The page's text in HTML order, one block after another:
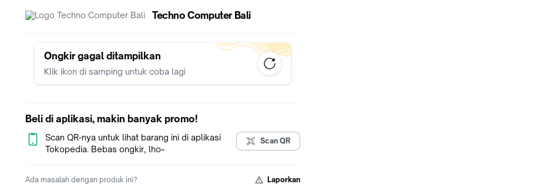
2. Dapat menunjukan invoice pembelian
SSD TEAM 512GB GX2 3D NAND SATA III 6Gb/s
T253X2512G0C101
--------------------
Model : GX2
Interface : SATA III 6Gb/s
Capacity : 512GB
Voltage : DC +5V
DRAM Cache : NO
Techno Computer Bali
Ongkir gagal ditampilkan
Klik ikon di samping untuk coba lagi
Beli di aplikasi, makin banyak promo!
Scan QR-nya untuk lihat barang ini di aplikasi
Tokopedia. Bebas ongkir, lho~
Scan QR
Ada masalah dengan produk ini? Laporkan